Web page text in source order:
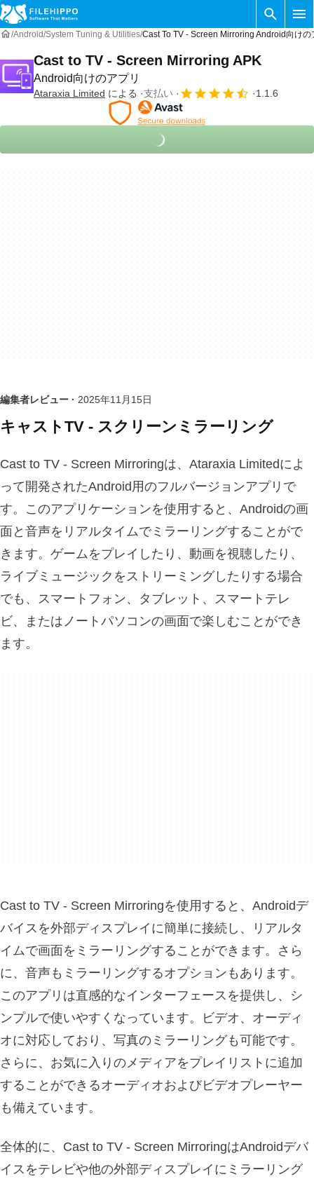
Android System Tuning & Utilities Cast To TV - Screen Mirroring Android向けの
Cast to TV - Screen Mirroring APK
Android向けのアプリ
Ataraxia Limited による 支払い 1.1.6
編集者レビュー · 2025年11月15日
キャストTV - スクリーンミラーリング
Cast to TV - Screen Mirroringは、Ataraxia Limitedによ
って開発されたAndroid用のフルバージョンアプリで
す。このアプリケーションを使用すると、Androidの画
面と音声をリアルタイムでミラーリングすることがで
きます。ゲームをプレイしたり、動画を視聴したり、
ライブミュージックをストリーミングしたりする場合
でも、スマートフォン、タブレット、スマートテレ
ビ、またはノートパソコンの画面で楽しむことができ
ます。
Cast to TV - Screen Mirroringを使用すると、Androidデ
バイスを外部ディスプレイに簡単に接続し、リアルタ
イムで画面をミラーリングすることができます。さら
に、音声もミラーリングするオプションもあります。
このアプリは直感的なインターフェースを提供し、シ
ンプルで使いやすくなっています。ビデオ、オーディ
オに対応しており、写真のミラーリングも可能です。
さらに、お気に入りのメディアをプレイリストに追加
することができるオーディオおよびビデオプレーヤー
も備えています。
全体的に、Cast to TV - Screen MirroringはAndroidデバ
イスをテレビや他の外部ディスプレイにミラーリング